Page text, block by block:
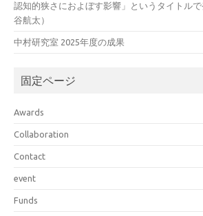
認知的狭さにおよぼす影響」というタイトル
谷航太）
中村研究室 2025年度の成果
固定ページ
Awards
Collaboration
Contact
event
Funds